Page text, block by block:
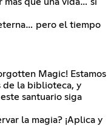
más que una vida… si
pero el tiempo
Magic! Estamos
de la biblioteca, y
santuario siga
la magia? ¡Aplica y